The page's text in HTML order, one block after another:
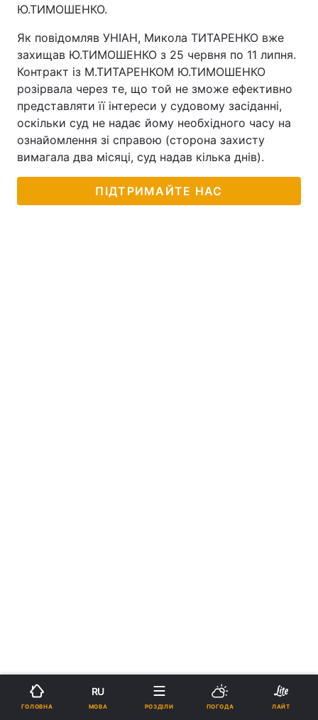
Ю.ТИМОШЕНКО.
Як повідомляв УНІАН, Микола ТИТАРЕНКО вже
захищав Ю.ТИМОШЕНКО з 25 червня по 11 липня.
Контракт із М.ТИТАРЕНКОМ Ю.ТИМОШЕНКО
розірвала через те, що той не зможе ефективно
представляти її інтереси у судовому засіданні,
оскільки суд не надає йому необхідного часу на
ознайомлення зі справою (сторона захисту
вимагала два місяці, суд надав кілька днів).
ПІДТРИМАЙТЕ НАС
ГОЛОВНА
RU
МОВА РОЗДІЛИ ПОГОДА ЛАЙТ